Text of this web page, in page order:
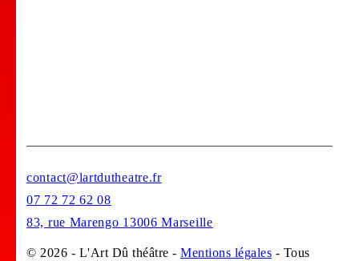
contact@lartdutheatre.fr
07 72 72 62 08
83, rue Marengo 13006 Marseille
© 2026 - L'Art Dû théâtre - Mentions légales - Tous